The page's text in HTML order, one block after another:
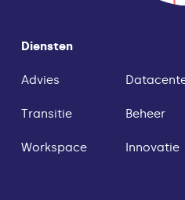
Diensten
Advies
Transitie
Workspace
Beheer
Innovatie